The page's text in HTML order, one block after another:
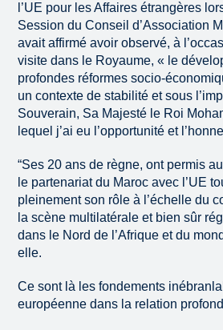
l’UE pour les Affaires étrangères
Session du Conseil d’Association
avait affirmé avoir observé, à
visite dans le Royaume, « le
profondes réformes socio-
un contexte de stabilité et sous
Souverain, Sa Majesté le Roi
lequel j’ai eu l’opportunité et
“Ses 20 ans de règne, ont permis
le partenariat du Maroc avec l’UE
pleinement son rôle à l’échelle du
la scène multilatérale et bien sûr
dans le Nord de l’Afrique et du
elle.
Ce sont là les fondements
européenne dans la relation